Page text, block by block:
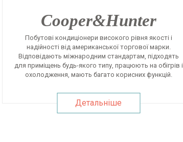
Cooper&Hunter
Побутові кондиціонери високого рівня якості і
надійності від американської торгової марки.
Відповідають міжнародним стандартам, підходять
для приміщень будь-якого типу, працюють на обігрів і
охолодження, мають багато корисних функцій.
Детальніше